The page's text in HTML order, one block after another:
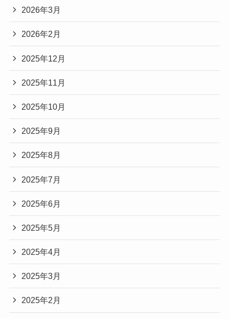
2026年3月
2026年2月
2025年12月
2025年11月
2025年10月
2025年9月
2025年8月
2025年7月
2025年6月
2025年5月
2025年4月
2025年3月
2025年2月